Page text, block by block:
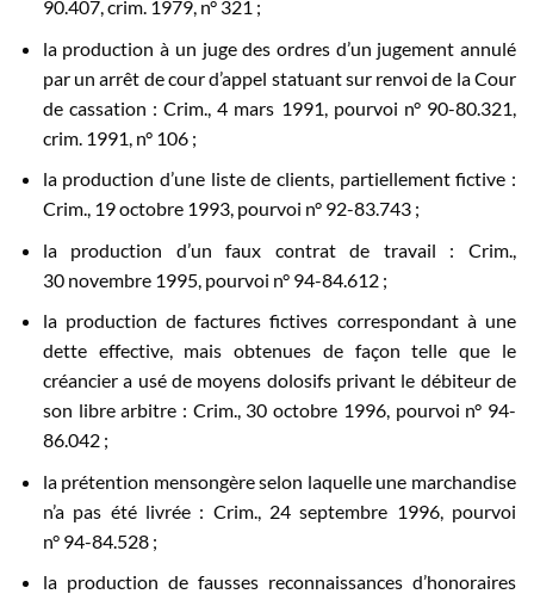
90.407, crim. 1979, n° 321 ;
la production à un juge des ordres d’un jugement annulé
par un arrêt de cour d’appel statuant sur renvoi de la Cour
de cassation : Crim., 4 mars 1991, pourvoi n° 90-80.321,
crim. 1991, n° 106 ;
la production d’une liste de clients, partiellement fictive :
Crim., 19 octobre 1993, pourvoi n° 92-83.743 ;
la production d’un faux contrat de travail : Crim.,
30 novembre 1995, pourvoi n° 94-84.612 ;
la production de factures fictives correspondant à une
dette effective, mais obtenues de façon telle que le
créancier a usé de moyens dolosifs privant le débiteur de
son libre arbitre : Crim., 30 octobre 1996, pourvoi n° 94-
86.042 ;
la prétention mensongère selon laquelle une marchandise
n’a pas été livrée : Crim., 24 septembre 1996, pourvoi
n° 94-84.528 ;
la production de fausses reconnaissances d’honoraires